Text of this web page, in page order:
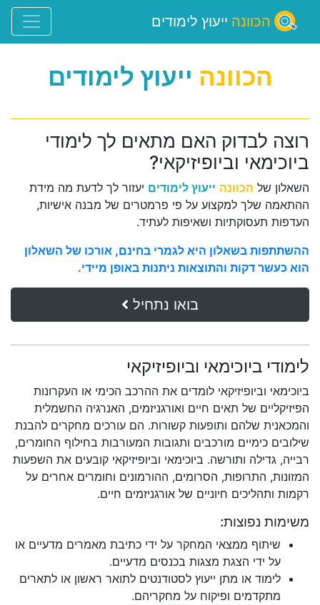
הכוונה ייעוץ לימודים
הכוונה ייעוץ לימודים
רוצה לבדוק האם מתאים לך לימודי
ביוכימאי וביופיזיקאי?
השאלון של הכוונה ייעוץ לימודים יעזור לך לדעת מה מידת
ההתאמה שלך למקצוע על פי פרמטרים של מבנה אישיות,
העדפות תעסוקתיות ושאיפות לעתיד.
ההשתתפות בשאלון היא לגמרי בחינם, אורכו של השאלון
הוא כעשר דקות והתוצאות ניתנות באופן מיידי.
בואו נתחיל
לימודי ביוכימאי וביופיזיקאי
ביוכימאי וביופיזיקאי לומדים את ההרכב הכימי או העקרונות
הפיזיקליים של תאים חיים ואורגניזמים, האנרגיה החשמלית
והמכאנית שלהם ותופעות קשורות. הם עורכים מחקרים להבנת
שילובים כימיים מורכבים ותגובות המעורבות בחילוף החומרים,
רבייה, גדילה ותורשה. ביוכימאי וביופיזיקאי קובעים את השפעות
המזונות, התרופות, הסרומים, ההורמונים וחומרים אחרים על
רקמות ותהליכים חיוניים של אורגניזמים חיים.
משימות נפוצות:
שיתוף ממצאי המחקר על ידי כתיבת מאמרים מדעיים או
על ידי הצגת מצגות בכנסים מדעיים.
לימוד או מתן ייעוץ לסטודנטים לתואר ראשון או לתארים
מתקדמים ופיקוח על מחקריהם.